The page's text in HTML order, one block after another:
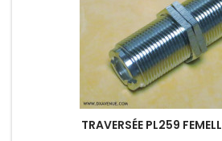
TRAVERSÉE PL259